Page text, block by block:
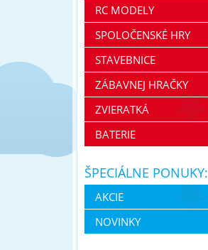
RC MODELY
SPOLOČENSKÉ HRY
STAVEBNICE
ZÁBAVNEJ HRAČKY
ZVIERATKÁ
BATERIE
ŠPECIÁLNE PONUKY:
AKCIE
NOVINKY